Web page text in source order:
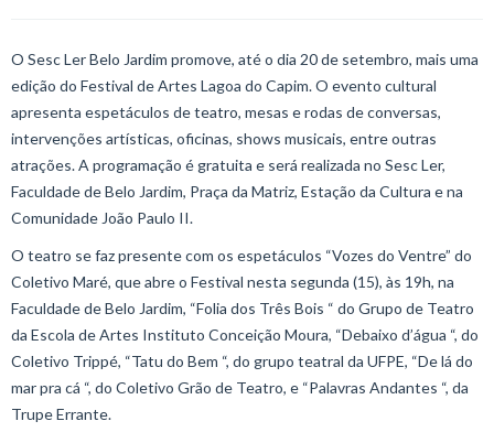
O Sesc Ler Belo Jardim promove, até o dia 20 de setembro, mais uma
edição do Festival de Artes Lagoa do Capim. O evento cultural
apresenta espetáculos de teatro, mesas e rodas de conversas,
intervenções artísticas, oficinas, shows musicais, entre outras
atrações. A programação é gratuita e será realizada no Sesc Ler,
Faculdade de Belo Jardim, Praça da Matriz, Estação da Cultura e na
Comunidade João Paulo II.
O teatro se faz presente com os espetáculos “Vozes do Ventre” do
Coletivo Maré, que abre o Festival nesta segunda (15), às 19h, na
Faculdade de Belo Jardim, “Folia dos Três Bois “ do Grupo de Teatro
da Escola de Artes Instituto Conceição Moura, “Debaixo d’água “, do
Coletivo Trippé, “Tatu do Bem “, do grupo teatral da UFPE, “De lá do
mar pra cá “, do Coletivo Grão de Teatro, e “Palavras Andantes “, da
Trupe Errante.